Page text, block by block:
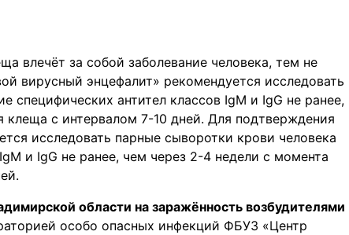
влечёт за собой заболевание человека, тем не
вирусный энцефалит» рекомендуется исследовать
специфических антител классов IgM и IgG не ранее,
с интервалом 7-10 дней. Для подтверждения
исследовать парные сыворотки крови человека
и IgG не ранее, чем через 2-4 недели с момента
области на заражённость возбудителями
особо опасных инфекций ФБУЗ «Центр